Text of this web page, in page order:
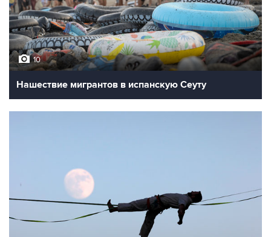
10
Нашествие мигрантов в испанскую Сеуту